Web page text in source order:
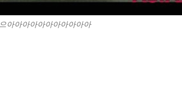
으아아아아아아아아아아아